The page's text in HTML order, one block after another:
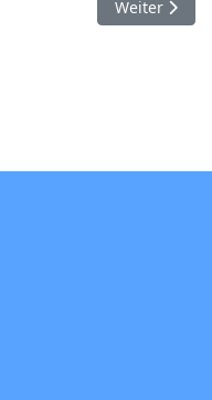
(SMV) Nächster
Weiter